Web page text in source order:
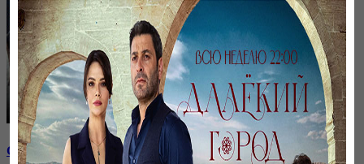
Саммит ОДКБ: под вопросом эффективность организации